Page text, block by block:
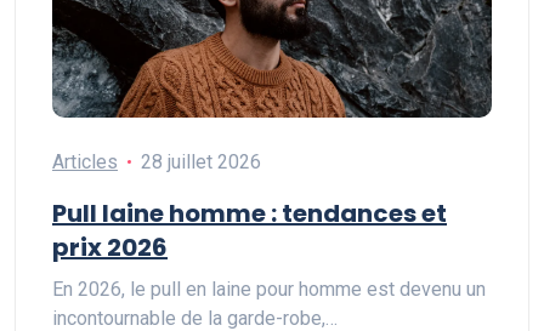
Articles 28 juillet 2026
Pull laine homme : tendances et
prix 2026
En 2026, le pull en laine pour homme est devenu un
incontournable de la garde-robe,…